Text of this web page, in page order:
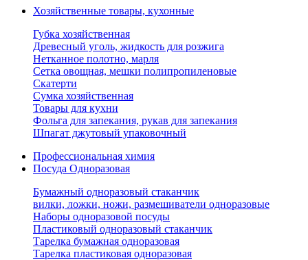
Хозяйственные товары, кухонные
Губка хозяйственная
Древесный уголь, жидкость для розжига
Нетканное полотно, марля
Сетка овощная, мешки полипропиленовые
Скатерти
Сумка хозяйственная
Товары для кухни
Фольга для запекания, рукав для запекания
Шпагат джутовый упаковочный
Профессиональная химия
Посуда Одноразовая
Бумажный одноразовый стаканчик
вилки, ложки, ножи, размешиватели одноразовые
Наборы одноразовой посуды
Пластиковый одноразовый стаканчик
Тарелка бумажная одноразовая
Тарелка пластиковая одноразовая